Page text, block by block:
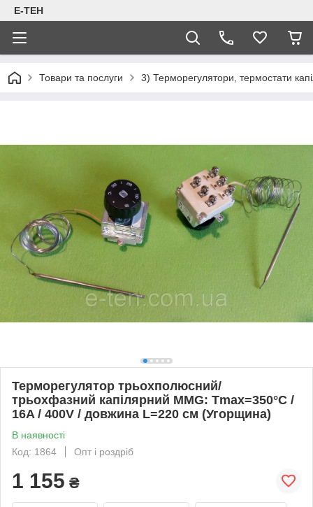
Е-ТЕН
Товари та послуги 3) Терморегулятори, термостати
Терморегулятор трьохполюсний/
трьохфазний капілярний MMG: Tmax=350°C /
16A / 400V / довжина L=220 см (Угорщина)
В наявності
Код: 1864
Опт і роздріб
1 155 ₴